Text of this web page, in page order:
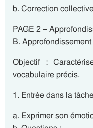
b. Correction
PAGE 2 –
B.
Objectif :
vocabulaire précis.
1. Entrée dans la
a. Exprimer son